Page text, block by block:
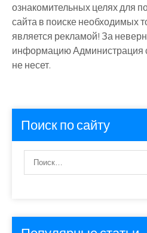
ознакомительных целях для
сайта в поиске необходимых
является рекламой! За
информацию Администрация
не несет.
Поиск по сайту